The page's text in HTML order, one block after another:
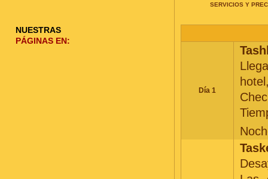
SERVICIOS Y
Día 1
NUESTRAS
PÁGINAS EN: